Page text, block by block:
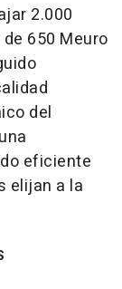
2.000
650 Meuro
del
eficiente
elijan a la